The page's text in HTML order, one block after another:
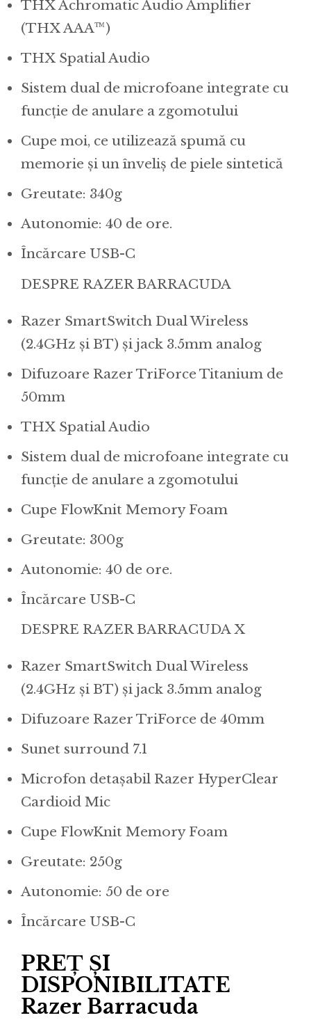
THX Achromatic Audio Amplifier
(THX AAA™)
THX Spatial Audio
Sistem dual de microfoane integrate cu
funcție de anulare a zgomotului
Cupe moi, ce utilizează spumă cu
memorie și un înveliș de piele sintetică
Greutate: 340g
Autonomie: 40 de ore.
Încărcare USB-C
DESPRE RAZER BARRACUDA
Razer SmartSwitch Dual Wireless
(2.4GHz și BT) și jack 3.5mm analog
Difuzoare Razer TriForce Titanium de
50mm
THX Spatial Audio
Sistem dual de microfoane integrate cu
funcție de anulare a zgomotului
Cupe FlowKnit Memory Foam
Greutate: 300g
Autonomie: 40 de ore.
Încărcare USB-C
DESPRE RAZER BARRACUDA X
Razer SmartSwitch Dual Wireless
(2.4GHz și BT) și jack 3.5mm analog
Difuzoare Razer TriForce de 40mm
Sunet surround 7.1
Microfon detașabil Razer HyperClear
Cardioid Mic
Cupe FlowKnit Memory Foam
Greutate: 250g
Autonomie: 50 de ore
Încărcare USB-C
PREȚ ȘI
DISPONIBILITATE
Razer Barracuda